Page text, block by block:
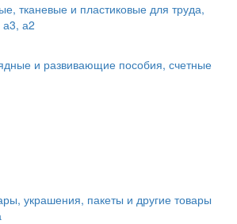
тканевые и пластиковые для труда,
а2
и развивающие пособия, счетные
украшения, пакеты и другие товары